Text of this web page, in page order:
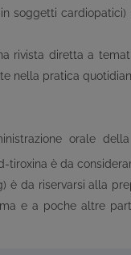
soggetti
rivista diretta a
nella pratica
orale
tiroxina è da
è da riservarsi alla
e a poche altre